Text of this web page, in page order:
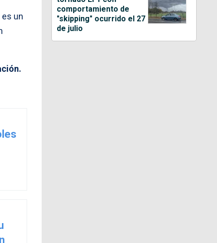
es un
comportamiento de
"skipping" ocurrido el 27
de julio